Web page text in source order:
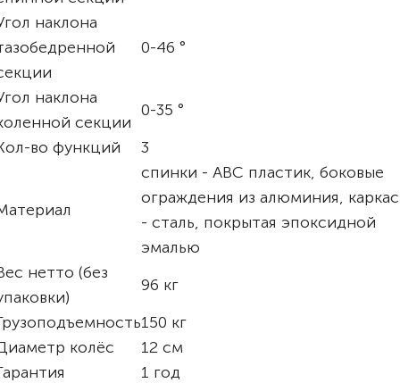
наклона
0-46 °
наклона
секции
0-35 °
во функций
3
спинки - ABC пластик, боковые
ограждения из алюминия, каркас
- сталь, покрытая эпоксидной
эмалью
нетто (без
96 кг
150 кг
колёс
12 см
1 год